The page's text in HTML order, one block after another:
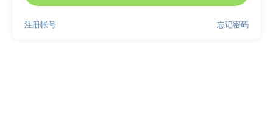
忘记密码
注册帐号